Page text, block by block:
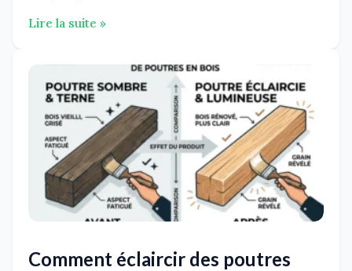
Lire la suite »
Comment éclaircir des poutres